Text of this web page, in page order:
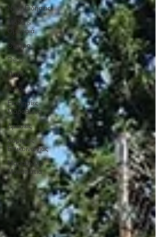
Νέα / Ειδήσεις
Μόδα &
Ομορφιά
Θέατρο
Deco
Παιδί
Auto
Εκκλησίες
Μαραθώνα
Δράσεις
Χορηγός
Επικοινωνίας
Μαραθώνια
Μονοπάτια